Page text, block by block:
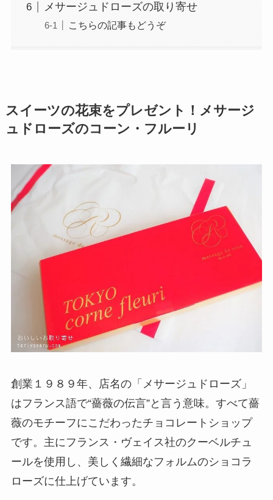
メサージュドローズの取り寄せ
こちらの記事もどうぞ
スイーツの花束をプレゼント！メサージ
ュドローズのコーン・フルーリ
創業１９８９年、店名の「メサージュドローズ」
はフランス語で“薔薇の伝言”と言う意味。すべて薔
薇のモチーフにこだわったチョコレートショップ
です。主にフランス・ヴェイス社のクーベルチュ
ールを使用し、美しく繊細なフォルムのショコラ
ローズに仕上げています。